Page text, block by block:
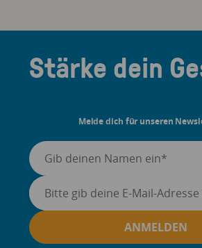
Stärke dein
Melde dich für unseren